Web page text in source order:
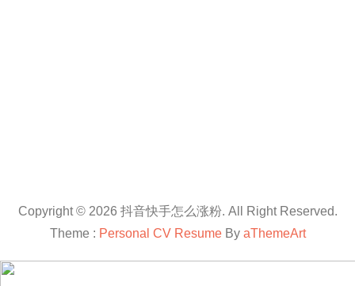
Copyright © 2026 抖音快手怎么涨粉. All Right Reserved.
Theme : Personal CV ResumeBy aThemeArt